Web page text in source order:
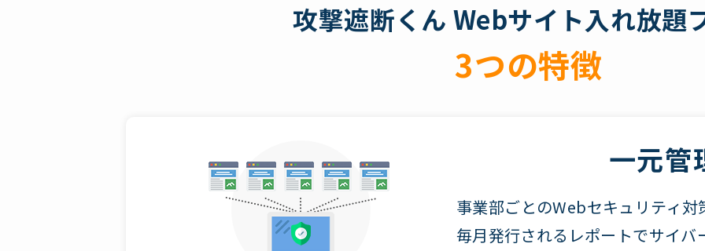
攻撃遮断くん Webサイト入れ放題
3つの特徴
一元管
事業部ごとのWebセキュリティ
毎月発行されるレポートでサイ